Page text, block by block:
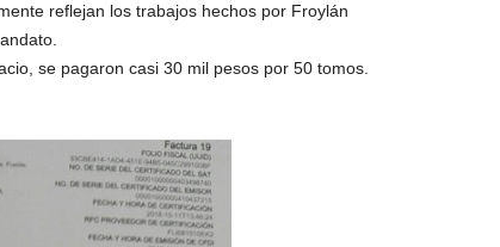
reflejan los trabajos hechos por Froylán
se pagaron casi 30 mil pesos por 50 tomos.